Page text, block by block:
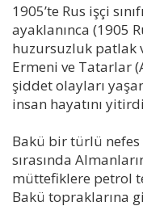
1905’te Rus işçi
ayaklanınca (1905
huzursuzluk patlak
Ermeni ve Tatarlar
şiddet olayları
insan hayatını
Bakü bir türlü nefes
sırasında
müttefiklere petrol
Bakü topraklarına